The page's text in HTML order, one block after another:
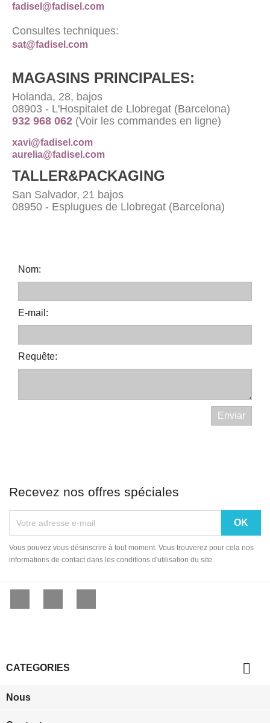
fadisel@fadisel.com
Consultes techniques:
sat@fadisel.com
MAGASINS PRINCIPALES:
Holanda, 28, bajos
08903 - L'Hospitalet de Llobregat (Barcelona)
932 968 062 (Voir les commandes en ligne)
xavi@fadisel.com
aurelia@fadisel.com
TALLER&PACKAGING
San Salvador, 21 bajos
08950 - Esplugues de Llobregat (Barcelona)
Nom:
E-mail:
Requête:
Recevez nos offres spéciales
Vous pouvez vous désinscrire à tout moment. Vous trouverez pour cela nos
informations de contact dans les conditions d'utilisation du site.
CATEGORIES 
Nous